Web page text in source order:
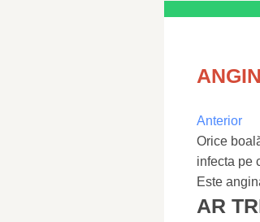
Anterior
Orice
infecta pe
Este
AR